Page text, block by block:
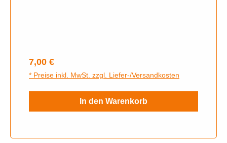
Regulärer Preis:
7,00 €
* Preise inkl. MwSt. zzgl. Liefer-/Versandkosten
In den Warenkorb